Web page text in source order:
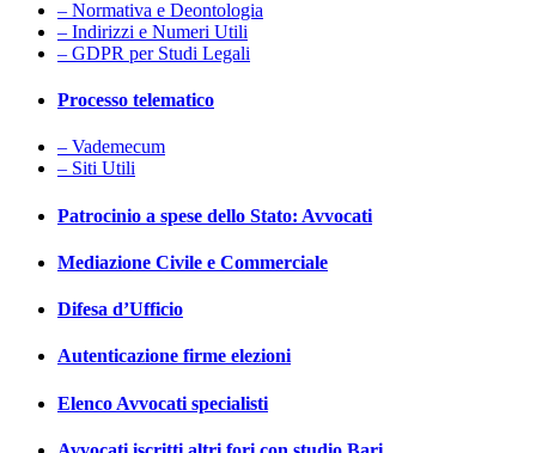
– Normativa e Deontologia
– Indirizzi e Numeri Utili
– GDPR per Studi Legali
Processo telematico
– Vademecum
– Siti Utili
Patrocinio a spese dello Stato: Avvocati
Mediazione Civile e Commerciale
Difesa d’Ufficio
Autenticazione firme elezioni
Elenco Avvocati specialisti